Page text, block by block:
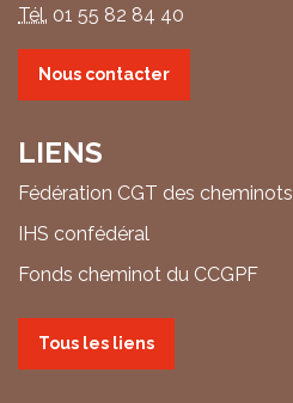
Tél. 01 55 82 84 40
Nous contacter
LIENS
Fédération CGT des cheminots
IHS confédéral
Fonds cheminot du CCGPF
Tous les liens